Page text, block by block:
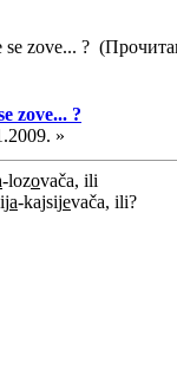
se zove... ?
zove... ?
»
-lozovača, ili
a-kajsijevača, ili?